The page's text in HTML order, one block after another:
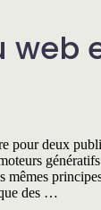
pour deux
des …